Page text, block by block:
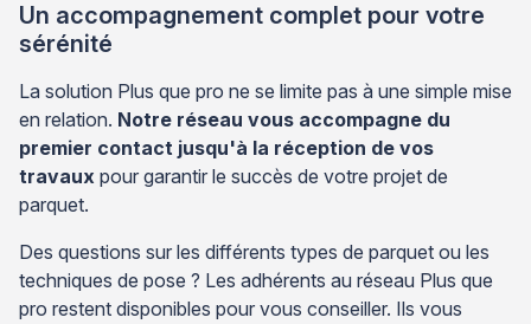
Un accompagnement complet pour votre
sérénité
La solution Plus que pro ne se limite pas à une simple mise
en relation. Notre réseau vous accompagne du
premier contact jusqu'à la réception de vos
travaux pour garantir le succès de votre projet de
parquet.
Des questions sur les différents types de parquet ou les
techniques de pose ? Les adhérents au réseau Plus que
pro restent disponibles pour vous conseiller. Ils vous